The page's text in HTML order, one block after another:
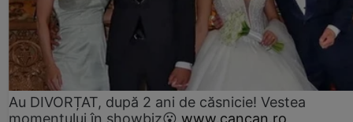
Au DIVORȚAT, după 2 ani de căsnicie! Vestea
momentului în showbiz😮 www.cancan.ro